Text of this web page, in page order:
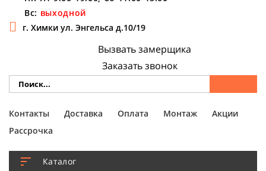
Вс: выходной
г. Химки ул. Энгельса д.10/19
Каталог
Вызвать замерщика
Заказать звонок
Контакты Доставка Оплата Монтаж
Акции
Рассрочка